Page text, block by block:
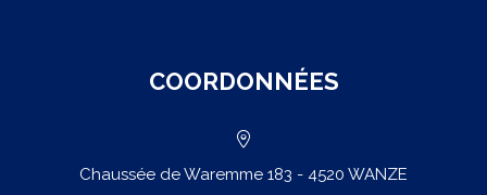
COORDONNÉES
Chaussée de Waremme 183 - 4520 WANZE